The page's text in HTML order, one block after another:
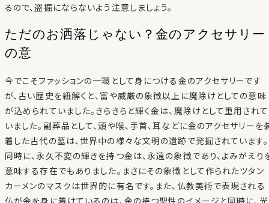
るので、盗掘にならないよう注意しましょう。
ただのお洒落じゃない？金のアクセサリー
の意
今でこそファッションの一環として身につける金のアクセサリーです
が、古い歴史を紐解くと、富や威厳の象徴以上に魔除けとしての意味
が込められていました。きらきらと輝く金は、魔除けとして重用されて
いました。副葬品として、頭や喉、手首、耳などに金のアクセサリーを
着した古代の墓は、世界中の様々な文明の遺跡で発掘されています。
同時に、永久不変の輝きを持つ金は、永遠の象徴であり、よみがえり
意味する存在でもありました。まさにその象徴として作られたツタン
カーメンのマスクは世界的に有名です。また、仏教美術で表現される
仏が金を身に着けているのは、金の持つ聖性のイメージと同時に、光